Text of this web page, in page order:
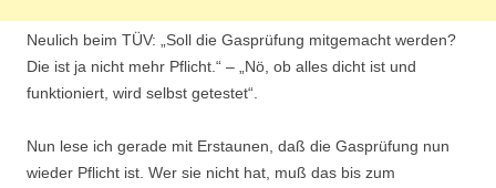
Neulich beim TÜV: „Soll die Gasprüfung mitgemacht werden?
Die ist ja nicht mehr Pflicht.“ – „Nö, ob alles dicht ist und
funktioniert, wird selbst getestet“.
Nun lese ich gerade mit Erstaunen, daß die Gasprüfung nun
wieder Pflicht ist. Wer sie nicht hat, muß das bis zum